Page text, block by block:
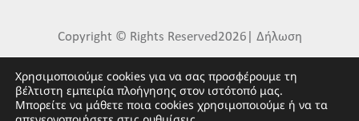
Copyright © Rights Reserved2026| Δήλωση
FLIPNEWMEDIA
Χρησιμοποιούμε cookies για να σας προσφέρουμε τη
βέλτιστη εμπειρία πλοήγησης στον ιστότοπό μας.
Μπορείτε να μάθετε ποια cookies χρησιμοποιούμε ή να τα